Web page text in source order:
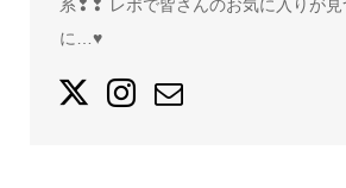
系❢❢ レポで皆さんのお気に入りが見
に…♥